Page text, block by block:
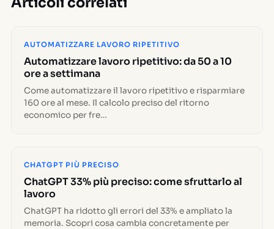
AUTOMATIZZARE LAVORO RIPETITIVO
Automatizzare lavoro ripetitivo: da 50 a 10
ore a settimana
Come automatizzare il lavoro ripetitivo e risparmiare
160 ore al mese. Il calcolo preciso del ritorno
economico per fre…
CHATGPT PIÙ PRECISO
ChatGPT 33% più preciso: come sfruttarlo al
lavoro
ChatGPT ha ridotto gli errori del 33% e ampliato la
memoria. Scopri cosa cambia concretamente per